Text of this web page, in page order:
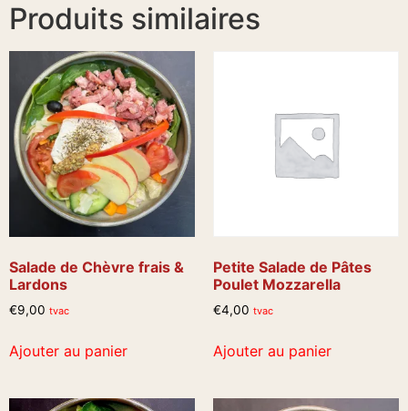
Produits similaires
Salade de Chèvre frais &
Lardons
€9,00 tvac
Ajouter au panier
Petite Salade de Pâtes
Poulet Mozzarella
€4,00 tvac
Ajouter au panier